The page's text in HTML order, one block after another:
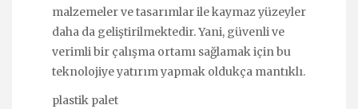
malzemeler ve tasarımlar ile kaymaz yüzeyler
daha da geliştirilmektedir. Yani, güvenli ve
verimli bir çalışma ortamı sağlamak için bu
teknolojiye yatırım yapmak oldukça mantıklı.
plastik palet